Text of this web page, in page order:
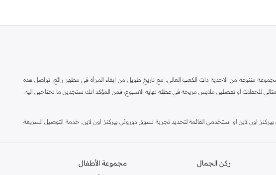
متنوعة من الاحذية ذات الكعب العالي. مع تاريخ طويل من ابقاء المرأة في مظهر رائع، تواصل هذه
للحفلات او تفضلين ملابس مريحة في عطلة نهاية الاسبوع، فمن المؤكد انك ستجدين ما تحتاجين اليه.
اون لاين او استخدمي القائمة لتحديد تجربة تسوق دوروثي بيركنز اون لاين. خدمة التوصيل السريعة
ركن الجمال مجموعة الأطفال